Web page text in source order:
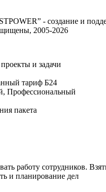
- создание и
2005-2026
и задачи
тариф Б24
Профессиональный
пакета
работу сотрудников.
и планирование дел